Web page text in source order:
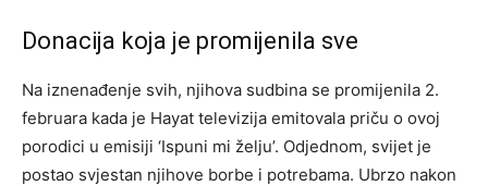
Donacija koja je promijenila sve
Na iznenađenje svih, njihova sudbina se promijenila 2.
februara kada je Hayat televizija emitovala priču o ovoj
porodici u emisiji ‘Ispuni mi želju’. Odjednom, svijet je
postao svjestan njihove borbe i potrebama. Ubrzo nakon